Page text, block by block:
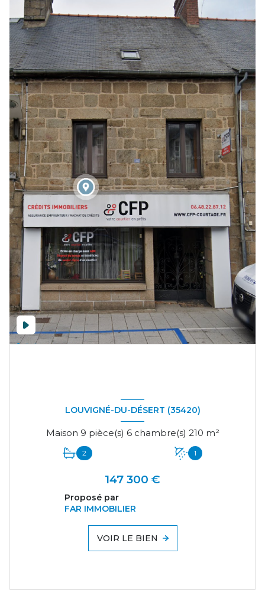
LOUVIGNÉ-DU-DÉSERT (35420)
Maison 9 pièce(s) 6 chambre(s) 210 m²
2 1
147 300 €
Proposé par
FAR IMMOBILIER
VOIR LE BIEN